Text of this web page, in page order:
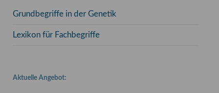
Grundbegriffe in der Genetik
Lexikon für Fachbegriffe
Aktuelle Angebot: